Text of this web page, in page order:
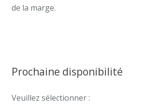
de la marge.
Prochaine disponibilité
Veuillez sélectionner :